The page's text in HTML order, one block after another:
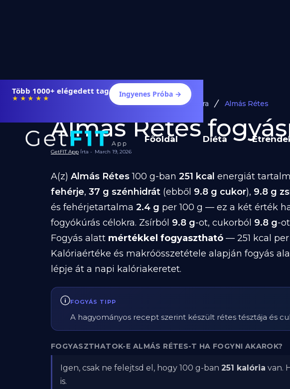
Étrendek, receptek és edzéstervek
★★★★★ Ingyenes Próba →
Főoldal Diéta
Diéta és Étrend Ételek Fogyásra Almás Rétes
Almás Rétes
GetFIT App Írta - March 19, 2026
A(z) Almás Rétes100 g-ban 251 kcal energiát
fehérje, 37 g szénhidrát (ebből 9.8 g cukor), 9.8 g
és fehérjetartalma 2.4 g per 100 g — ez a két érték
fogyókúrás célokra. Zsírból 9.8 g-ot, cukorból 9.8 g-
Fogyás alatt mértékkel fogyasztható — 251 kcal per
Kalóriaértéke és makróösszetétele alapján fogyás
lépje át a napi kalóriakeretet.
FOGYÁS TIPP
A hagyományos recept szerint készült rétes tésztája és
FOGYASZTHATOK-E ALMÁS RÉTES-T HA FOGYNI AKAROK?
Igen, csak ne felejtsd el, hogy 100 g-ban 251 kalória van.
is.